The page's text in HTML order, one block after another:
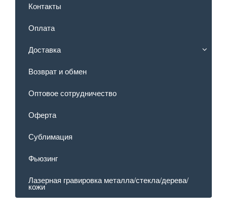
Контакты
Оплата
Доставка
Возврат и обмен
Оптовое сотрудничество
Оферта
Сублимация
Фьюзинг
Лазерная гравировка металла/стекла/дерева/
кожи